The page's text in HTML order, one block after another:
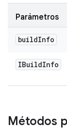
Parámetros
buildInfo
IBuildInfo
Métodos